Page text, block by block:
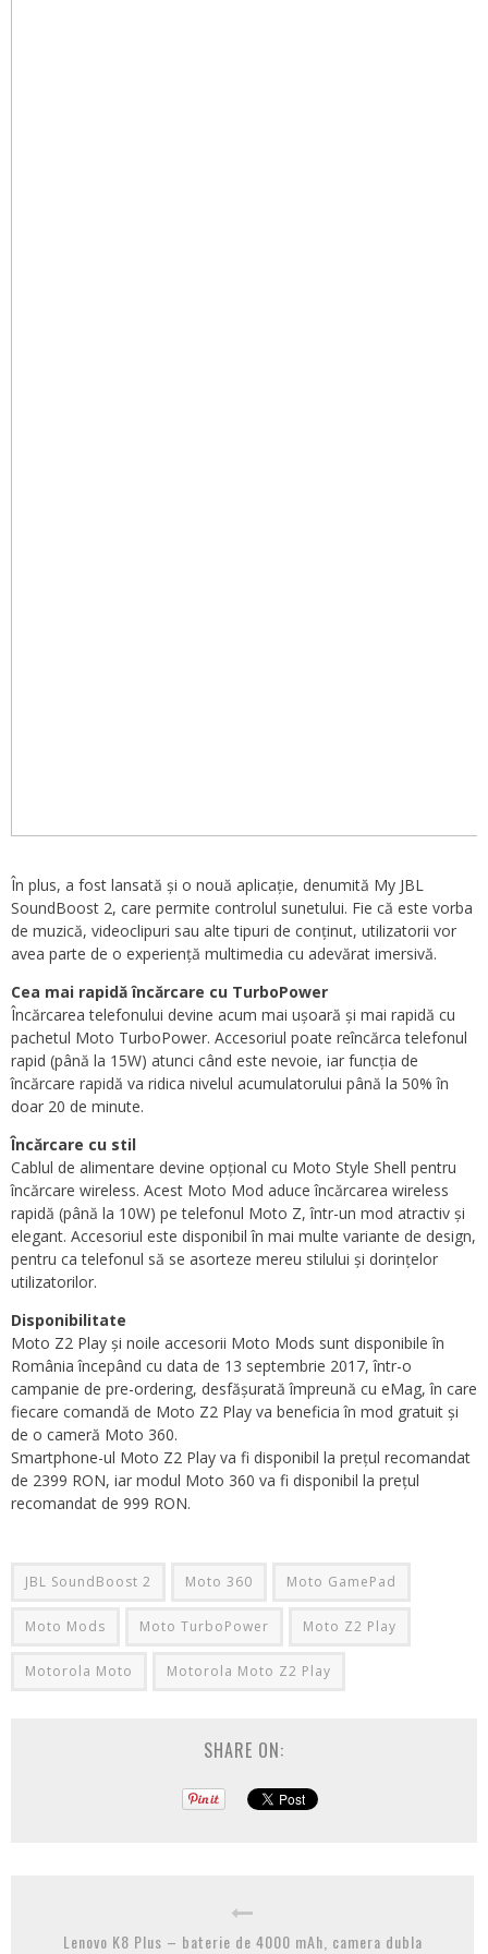
În plus, a fost lansată și o nouă aplicație, denumită My JBL
SoundBoost 2, care permite controlul sunetului. Fie că este vorba
de muzică, videoclipuri sau alte tipuri de conținut, utilizatorii vor
avea parte de o experiență multimedia cu adevărat imersivă.
Cea mai rapidă încărcare cu TurboPower
Încărcarea telefonului devine acum mai ușoară și mai rapidă cu
pachetul Moto TurboPower. Accesoriul poate reîncărca telefonul
rapid (până la 15W) atunci când este nevoie, iar funcția de
încărcare rapidă va ridica nivelul acumulatorului până la 50% în
doar 20 de minute.
Încărcare cu stil
Cablul de alimentare devine opțional cu Moto Style Shell pentru
încărcare wireless. Acest Moto Mod aduce încărcarea wireless
rapidă (până la 10W) pe telefonul Moto Z, într-un mod atractiv și
elegant. Accesoriul este disponibil în mai multe variante de design,
pentru ca telefonul să se asorteze mereu stilului și dorințelor
utilizatorilor.
Disponibilitate
Moto Z2 Play și noile accesorii Moto Mods sunt disponibile în
România începând cu data de 13 septembrie 2017, într-o
campanie de pre-ordering, desfășurată împreună cu eMag, în care
fiecare comandă de Moto Z2 Play va beneficia în mod gratuit și
de o cameră Moto 360.
Smartphone-ul Moto Z2 Play va fi disponibil la prețul recomandat
de 2399 RON, iar modul Moto 360 va fi disponibil la prețul
recomandat de 999 RON.
JBL SoundBoost 2 Moto 360 Moto GamePad
Moto Mods Moto TurboPower Moto Z2 Play
Motorola Moto Motorola Moto Z2 Play
SHARE ON:
Lenovo K8 Plus – baterie de 4000 mAh, camera dubla